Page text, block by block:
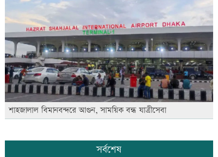
শাহজালাল বিমানবন্দরে আগুন, সাময়িক বন্ধ যাত্রীসেবা
সর্বশেষ